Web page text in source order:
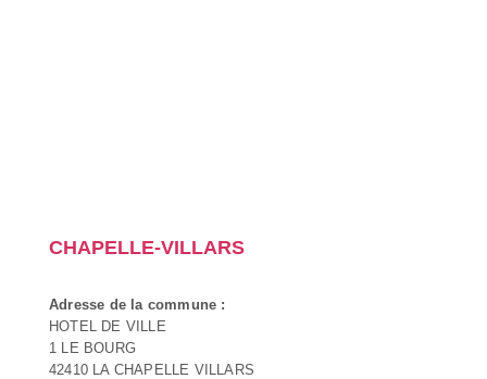
CHAPELLE-VILLARS
Adresse de la commune :
HOTEL DE VILLE
1 LE BOURG
42410 LA CHAPELLE VILLARS